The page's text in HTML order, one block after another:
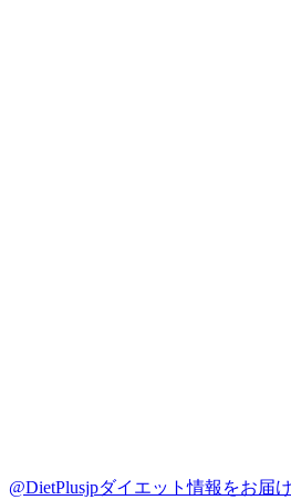
@DietPlusjpダイエット情報をお届